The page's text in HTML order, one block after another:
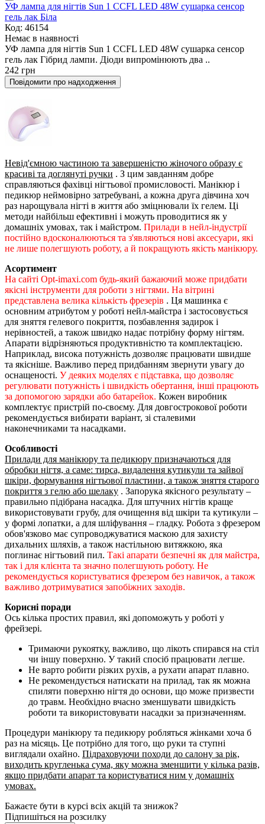
УФ лампа для нігтів Sun 1 CCFL LED 48W сушарка сенсор
гель лак Біла
Код: 46154
Немає в наявності
УФ лампа для нігтів Sun 1 CCFL LED 48W сушарка сенсор
гель лак Гібрид лампи. Діоди випромінюють два ..
242 грн
Повідомити про надходження
Невід'ємною частиною та завершеністю жіночого образу є
красиві та доглянуті ручки . З цим завданням добре
справляються фахівці нігтьової промисловості. Манікюр і
педикюр неймовірно затребувані, а кожна друга дівчина хоч
раз нарощувала нігті в життя або зміцнювали їх гелем. Ці
методи найбільш ефективні і можуть проводитися як у
домашніх умовах, так і майстром. Прилади в нейл-індустрії
постійно вдосконалюються та з'являються нові аксесуари, які
не лише полегшують роботу, а й покращують якість манікюру.
Асортимент
На сайті Opt-imaxi.com будь-який бажаючий може придбати
якісні інструменти для роботи з нігтями. На вітрині
представлена велика кількість фрезерів . Ця машинка є
основним атрибутом у роботі нейл-майстра і застосовується
для зняття гелевого покриття, позбавлення задирок і
нерівностей, а також швидко надає потрібну форму нігтям.
Апарати відрізняються продуктивністю та комплектацією.
Наприклад, висока потужність дозволяє працювати швидше
та якісніше. Важливо перед придбанням звернути увагу до
оснащеності. У деяких моделях є підставка, що дозволяє
регулювати потужність і швидкість обертання, інші працюють
за допомогою зарядки або батарейок. Кожен виробник
комплектує пристрій по-своєму. Для довгострокової роботи
рекомендується вибирати варіант, зі сталевими
наконечниками та насадками.
Особливості
Прилади для манікюру та педикюру призначаються для
обробки нігтя, а саме: тирса, видалення кутикули та зайвої
шкіри, формування нігтьової пластини, а також зняття старого
покриття з гелю або шелаку . Запорука якісного результату –
правильно підібрана насадка. Для штучних нігтів краще
використовувати грубу, для очищення від шкіри та кутикули –
у формі лопатки, а для шліфування – гладку. Робота з фрезером
обов'язково має супроводжуватися маскою для захисту
дихальних шляхів, а також настільною витяжкою, яка
поглинає нігтьовий пил. Такі апарати безпечні як для майстра,
так і для клієнта та значно полегшують роботу. Не
рекомендується користуватися фрезером без навичок, а також
важливо дотримуватися запобіжних заходів.
Корисні поради
Ось кілька простих правил, які допоможуть у роботі у
фрейзері.
Тримаючи рукоятку, важливо, що лікоть спирався на стіл
чи іншу поверхню. У такий спосіб працювати легше.
Не варто робити різких рухів, а рухати апарат плавно.
Не рекомендується натискати на прилад, так як можна
спиляти поверхню нігтя до основи, що може призвести
до травм. Необхідно вчасно зменшувати швидкість
роботи та використовувати насадки за призначенням.
Процедури манікюру та педикюру робляться жінками хоча б
раз на місяць. Це потрібно для того, що руки та ступні
виглядали охайно. Підраховуючи походи до салону за рік,
виходить кругленька сума, яку можна зменшити у кілька разів,
якщо придбати апарат та користуватися ним у домашніх
умовах.
Бажаєте бути в курсі всіх акцій та знижок?
Підпишіться на розсилку